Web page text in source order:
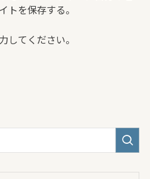
トを保存する。
してください。